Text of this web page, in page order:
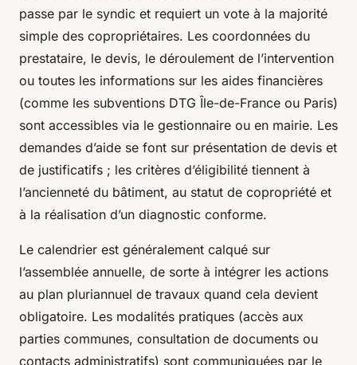
passe par le syndic et requiert un vote à la majorité
simple des copropriétaires. Les coordonnées du
prestataire, le devis, le déroulement de l’intervention
ou toutes les informations sur les aides financières
(comme les subventions DTG Île-de-France ou Paris)
sont accessibles via le gestionnaire ou en mairie. Les
demandes d’aide se font sur présentation de devis et
de justificatifs ; les critères d’éligibilité tiennent à
l’ancienneté du bâtiment, au statut de copropriété et
à la réalisation d’un diagnostic conforme.
Le calendrier est généralement calqué sur
l’assemblée annuelle, de sorte à intégrer les actions
au plan pluriannuel de travaux quand cela devient
obligatoire. Les modalités pratiques (accès aux
parties communes, consultation de documents ou
contacts administratifs) sont communiquées par le